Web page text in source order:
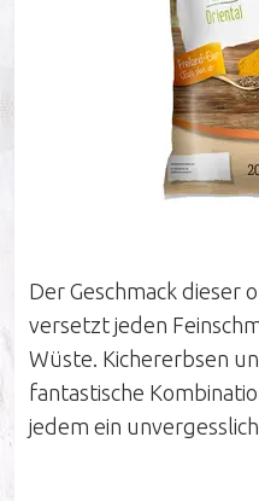
Unsere
Arbeiten
Der Geschmack dieser
versetzt jeden
Wüste. Kichererbsen
fantastische
jedem ein